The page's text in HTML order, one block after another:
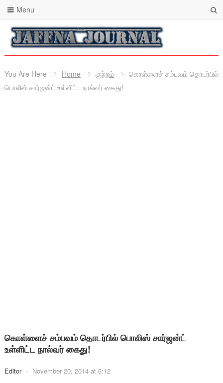
Menu
You Are Here Home குற்றம்
கொள்ளைச் சம்பவம் தொடர்பில்
பொலிஸ் சார்ஜன்ட் உள்ளிட்ட நால்வர் கைது!
கொள்ளைச் சம்பவம் தொடர்பில் பொலிஸ் சார்ஜன்ட்
உள்ளிட்ட நால்வர் கைது!
Editor - November 20, 2014 at 6:12